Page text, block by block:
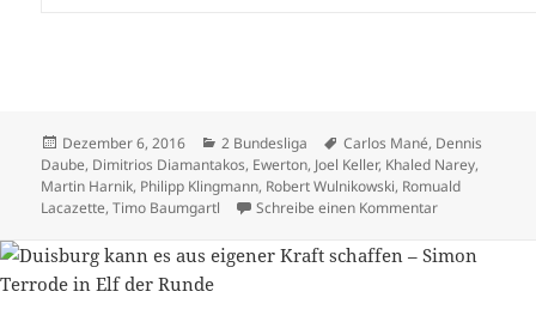
Veröffentlicht
am
Dezember 6, 2016 Kategorien
2 Bundesliga Schlagwörter
Carlos Mané, Dennis
Daube, Dimitrios Diamantakos, Ewerton, Joel Keller, Khaled Narey,
Martin Harnik, Philipp Klingmann, Robert Wulnikowski, Romuald
Lacazette,Timo Baumgartl Schreibe einen Kommentarzu Union